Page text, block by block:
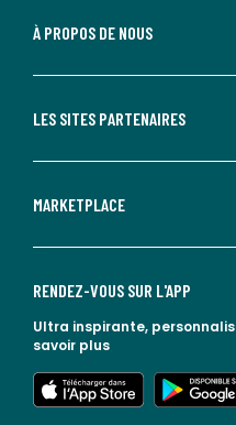
À PROPOS DE NOUS
LES SITES PARTENAIRES
MARKETPLACE
RENDEZ-VOUS SUR L'APP
Ultra inspirante,
savoir plus
lien vers l'app store
lien vers google play